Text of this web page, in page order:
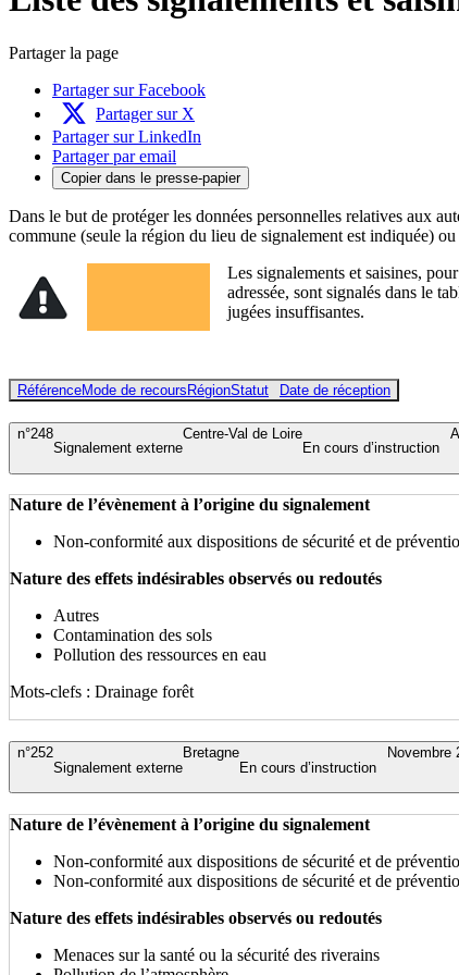
Partager la page
Partager sur Facebook
Partager sur X
Partager sur LinkedIn
Partager par email
Copier dans le presse-papier
Dans le but de protéger les données personnelles relatives aux
commune (seule la région du lieu de signalement est indiquée)
Les signalements et saisines,
adressée, sont signalés dans le
jugées insuffisantes.
Date de réception
Statut
Région
Mode de recours
Référence
En cours d’instruction
Centre-Val de Loire
Signalement externe
n°248
Nature de l’évènement à l’origine du signalement
Non-conformité aux dispositions de sécurité et de
Nature des effets indésirables observés ou redoutés
Autres
Contamination des sols
Pollution des ressources en eau
Mots-clefs : Drainage forêt
Novembre
En cours d’instruction
Bretagne
Signalement externe
n°252
Nature de l’évènement à l’origine du signalement
Non-conformité aux dispositions de sécurité et de
Non-conformité aux dispositions de sécurité et de
Nature des effets indésirables observés ou redoutés
Menaces sur la santé ou la sécurité des riverains